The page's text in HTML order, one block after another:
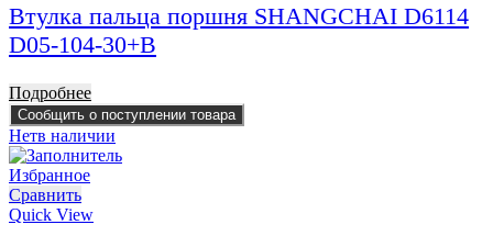
Втулка пальца поршня SHANGCHAI D6114
D05-104-30+B
Подробнее
Сообщить о поступлении товара
Нетв наличии
Избранное
Сравнить
Quick View